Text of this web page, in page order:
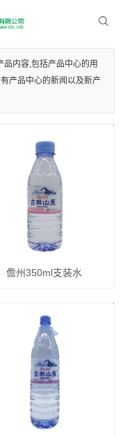
支装水
内容,包括产品中心的用
产品中心的新闻以及新产
儋州350ml支装水